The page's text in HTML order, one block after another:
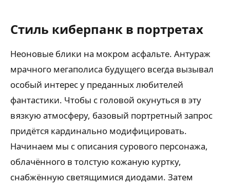
Стиль киберпанк в портретах
Неоновые блики на мокром асфальте. Антураж
мрачного мегаполиса будущего всегда вызывал
особый интерес у преданных любителей
фантастики. Чтобы с головой окунуться в эту
вязкую атмосферу, базовый портретный запрос
придётся кардинально модифицировать.
Начинаем мы с описания сурового персонажа,
облачённого в толстую кожаную куртку,
снабжённую светящимися диодами. Затем